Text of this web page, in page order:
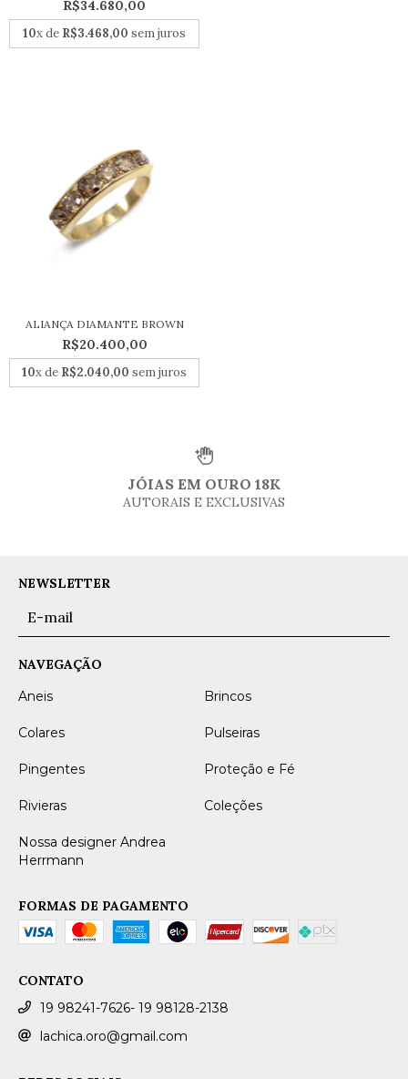
R$34.680,00
10x de R$3.468,00 sem juros
ALIANÇA DIAMANTE BROWN
R$20.400,00
10x de R$2.040,00 sem juros
JÓIAS EM OURO 18K
AUTORAIS E EXCLUSIVAS
NEWSLETTER
NAVEGAÇÃO
Aneis
Brincos
Colares Pulseiras
Pingentes Proteção e Fé
Rivieras Coleções
Nossa designer Andrea
Herrmann
FORMAS DE PAGAMENTO
CONTATO
19 98241-7626- 19 98128-2138
lachica.oro@gmail.com